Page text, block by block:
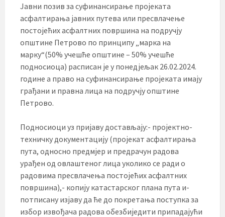
Јавни позив за суфинансирање пројеката
асфалтирања јавних путева или пресвлачење
постојећих асфалтних површина на подручју
општине Петрово по принципу „марка на
марку“(50% учешће општине – 50% учешће
подносиоца) расписан је у понедјељак 26.02.2024.
године а право на суфинансирање пројеката имају
грађани и правна лица на подручју општине
Петрово.
Подносиоци уз пријаву достављају:- пројектно-
техничку документацију (пројекат асфалтирања
пута, односно предмјер и предрачун радова
урађен од овлаштеног лица уколико се ради о
радовима пресвлачења постојећих асфалтних
површина),- копију катастарског плана пута и-
потписану изјаву да ће до покретања поступка за
избор извођача радова обезбиједити припадајући